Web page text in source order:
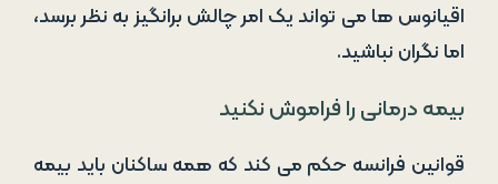
اقیانوس ها می تواند یک امر چالش برانگیز به نظر برسد،
اما نگران نباشید.
بیمه درمانی را فراموش نکنید
قوانین فرانسه حکم می کند که همه ساکنان باید بیمه